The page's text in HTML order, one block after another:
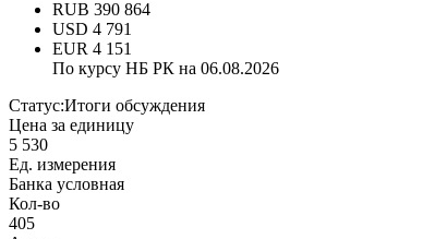
RUB 390 864
USD 4 791
EUR 4 151
По курсу НБ РК на 06.08.2026
Статус:Итоги обсуждения
Цена за единицу
5 530
Ед. измерения
Банка условная
Кол-во
405